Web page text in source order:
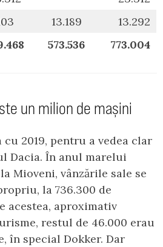
13.189
13.292
573.536 773.004
un milion de mașini
2019, pentru a vedea clar
Dacia. În anul marelui
Mioveni, vânzările sale se
la 736.300 de
acestea, aproximativ
restul de 46.000 erau
în special Dokker. Dar